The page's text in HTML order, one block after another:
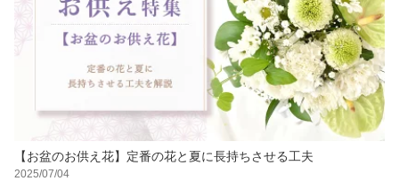
【お盆のお供え花】定番の花と夏に長持ちさせる工夫
2025/07/04